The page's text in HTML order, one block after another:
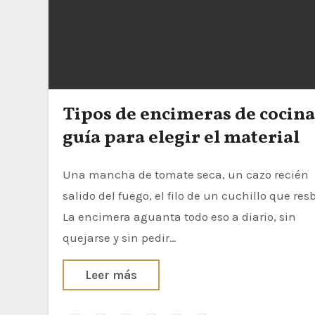
Tipos de encimeras de
guía para elegir el material
Una mancha de tomate seca, un cazo recién
salido del fuego, el filo de un cuchillo que
La encimera aguanta todo eso a diario, sin
quejarse y sin pedir…
Leer más